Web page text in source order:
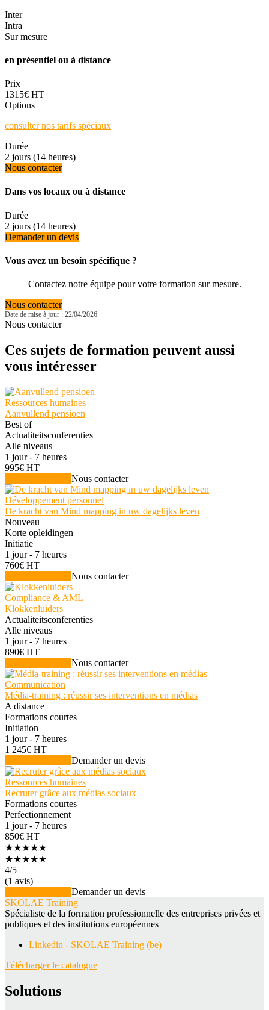
Inter
Intra
Sur mesure
en présentiel ou à distance
Prix
1315€ HT
Options
consulter nos tarifs spéciaux
Durée
2 jours (14 heures)
Nous contacter
Dans vos locaux ou à distance
Durée
2 jours (14 heures)
Demander un devis
Vous avez un besoin spécifique ?
Contactez notre équipe pour votre formation sur mesure.
Nous contacter
Date de mise à jour : 22/04/2026
Nous contacter
Ces sujets de formation peuvent aussi
vous intéresser
Ressources humaines
Aanvullend pensioen
Best of
Actualiteitsconferenties
Alle niveaus
1 jour - 7 heures
995€ HT
Nous contacter
Développement personnel
De kracht van Mind mapping in uw dagelijks leven
Nouveau
Korte opleidingen
Initiatie
1 jour - 7 heures
760€ HT
Nous contacter
Compliance & AML
Klokkenluiders
Actualiteitsconferenties
Alle niveaus
1 jour - 7 heures
890€ HT
Nous contacter
Communication
Média-training : réussir ses interventions en médias
A distance
Formations courtes
Initiation
1 jour - 7 heures
1 245€ HT
Demander un devis
Ressources humaines
Recruter grâce aux médias sociaux
Formations courtes
Perfectionnement
1 jour - 7 heures
850€ HT
★★★★★
★★★★★
4/5
(1 avis)
Demander un devis
SKOLAE Training
Spécialiste de la formation professionnelle des entreprises privées et
publiques et des institutions européennes
Linkedin - SKOLAE Training (be)
Télécharger le catalogue
Solutions